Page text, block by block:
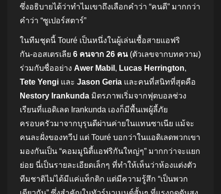
ซึ่งอธิบายได้ว่าทำไมเขาถึงเลือกคำว่า “คนดี” มากกว่า
คำว่า “ซูเปอร์สตาร์”
ในทีมชุดนี้ Touré เป็นหนึ่งในผู้เล่นเชื้อสายแอฟริ
กัน‑ออสเตรเลีย 6 คนจาก 26 คน(ตัวเลขจากบทความ)
ร่วมกับชื่ออย่าง Awer Mabil , Lucas Herrington,
Tete Yengi และ Jason Geria และคนที่สนิทที่สุดคือ
Nestory Irankunda มิตรภาพเริ่มจากฟุตบอลช่วง
เรียนที่แอดิเลด Irankunda เองก็มีพื้นเพผู้ลี้ภัย
ครอบครัวมาจากบุรุนดีผ่านค่ายในแทนซาเนีย แม้จะ
คนละฝั่งของทวีป แต่ Touré บอกว่าในแอดิเลดพวกเขา
มองกันเป็น “คอมมูนิตี้แอฟริกันใหญ่ๆ” มากกว่าจะแยก
ย่อย นี่เป็นรายละเอียดเล็กๆ ที่ทำให้เห็นว่าห้องแต่งตัว
ทีมชาติไม่ได้มีแค่แท็กติก แต่มีความรู้สึก “เป็นพวก